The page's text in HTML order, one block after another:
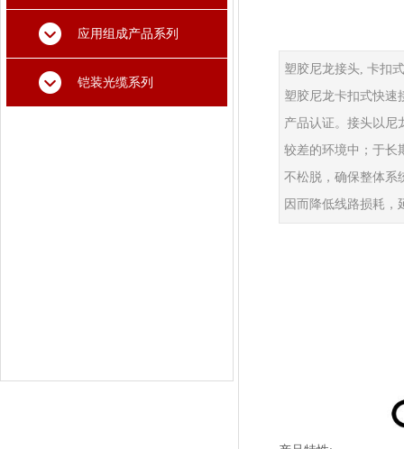
应用组成产品系列
铠装光缆系列
塑胶尼龙接头, 卡扣
塑胶尼龙卡扣式快速
产品认证。接头以尼
较差的环境中；于长
不松脱，确保整体系
因而降低线路损耗，